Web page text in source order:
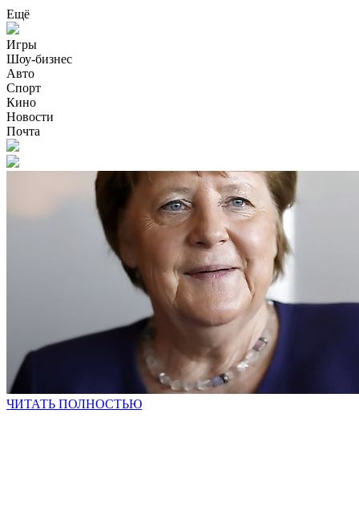
Ещё
Игры
Шоу-бизнес
Авто
Спорт
Кино
Новости
Почта
ЧИТАТЬ ПОЛНОСТЬЮ